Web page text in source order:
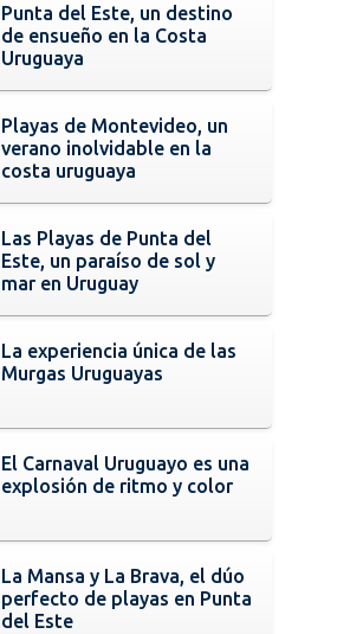
Punta del Este, un destino
de ensueño en la Costa
Uruguaya
Playas de Montevideo, un
verano inolvidable en la
costa uruguaya
Las Playas de Punta del
Este, un paraíso de sol y
mar en Uruguay
La experiencia única de las
Murgas Uruguayas
El Carnaval Uruguayo es una
explosión de ritmo y color
La Mansa y La Brava, el dúo
perfecto de playas en Punta
del Este